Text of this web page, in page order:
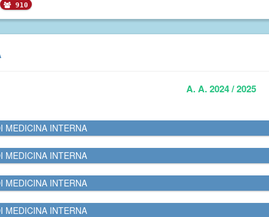
910
A. A. 2024 / 2025
MEDICINA INTERNA
MEDICINA INTERNA
MEDICINA INTERNA
MEDICINA INTERNA